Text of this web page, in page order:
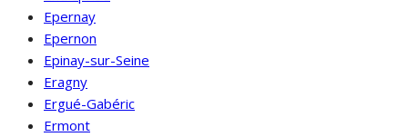
Epernay
Epernon
Epinay-sur-Seine
Eragny
Ergué-Gabéric
Ermont